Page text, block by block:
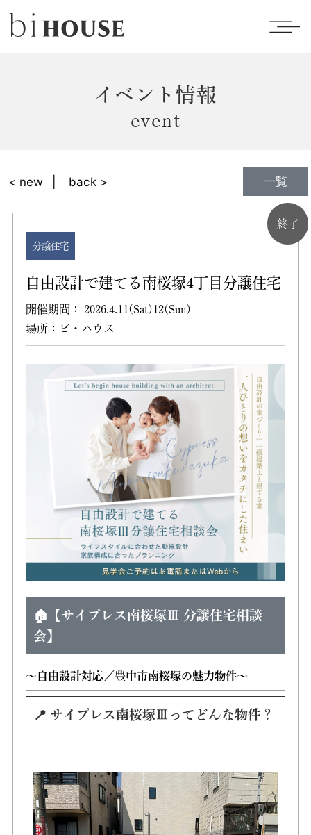
イベント情報
event
一覧
< new back >
終了
分譲住宅
自由設計で建てる南桜塚4丁目分譲住宅
開催期間： 2026.4.11(Sat)12(Sun)
場所：ビ・ハウス
🏠【サイプレス南桜塚Ⅲ 分譲住宅相談
会】
〜自由設計対応／豊中市南桜塚の魅力物件〜
📍 サイプレス南桜塚Ⅲってどんな物件？